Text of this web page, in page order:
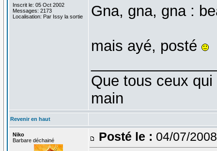
Inscrit le: 05 Oct 2002
Messages: 2173
Localisation: Par Issy la sortie
Gna, gna, gna :
mais ayé, posté
Que tous ceux
main
Revenir en haut
Niko
Barbare déchainé
Posté le : 04/07/